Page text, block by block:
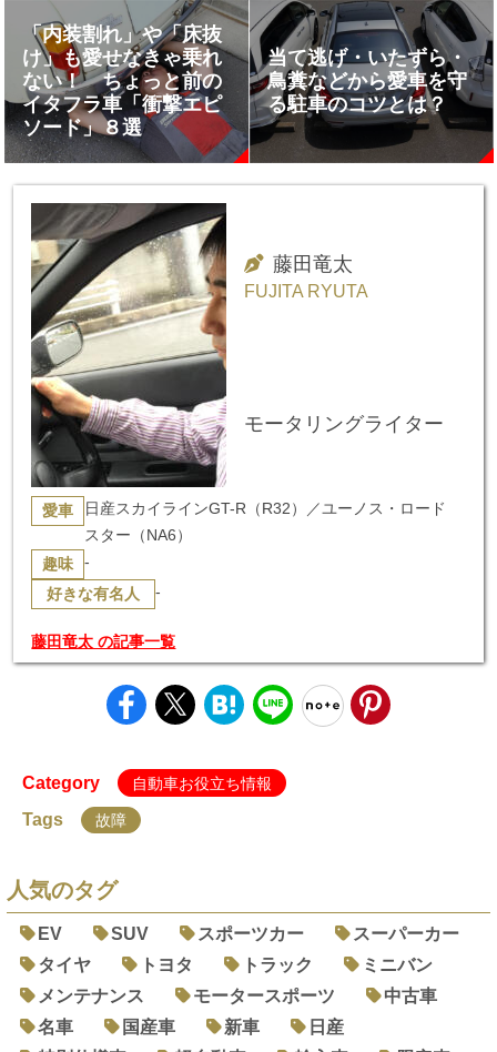
「内装割れ」や「床抜
け」も愛せなきゃ乗れ
ない！ ちょっと前の
イタフラ車「衝撃エピ
ソード」８選
当て逃げ・いたずら・
鳥糞などから愛車を守
る駐車のコツとは？
藤田竜太
FUJITA RYUTA
モータリングライター
愛車
日産スカイラインGT-R（R32）／ユーノス・ロード
スター（NA6）
趣味 -
好きな有名人 -
藤田竜太 の記事一覧
Category 自動車お役立ち情報
Tags 故障
人気のタグ
EV SUV スポーツカー
スーパーカー
タイヤ
トヨタ トラック
ミニバン
メンテナンス
モータースポーツ
中古車
名車
国産車 新車
日産